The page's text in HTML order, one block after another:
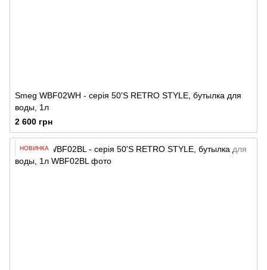
Smeg WBF02WH - серія 50'S RETRO STYLE, бутылка для
воды, 1л
2 600 грн
НОВИНКА